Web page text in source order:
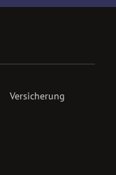
Versicherung